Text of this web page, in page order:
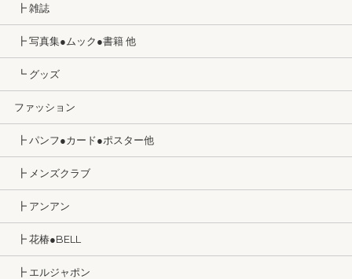
┣ 雑誌
┣ 写真集●ムック●書籍 他
┗ グッズ
ファッション
┣ パンフ●カード●ポスター他
┣ メンズクラブ
┣ アンアン
┣ 花椿●BELL
┣ エルジャポン